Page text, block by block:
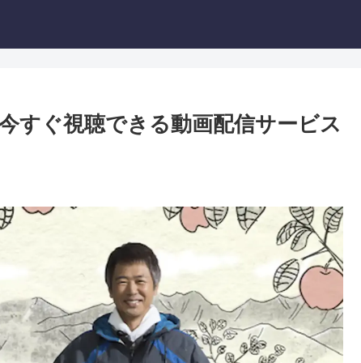
すぐ視聴できる動画配信サービス